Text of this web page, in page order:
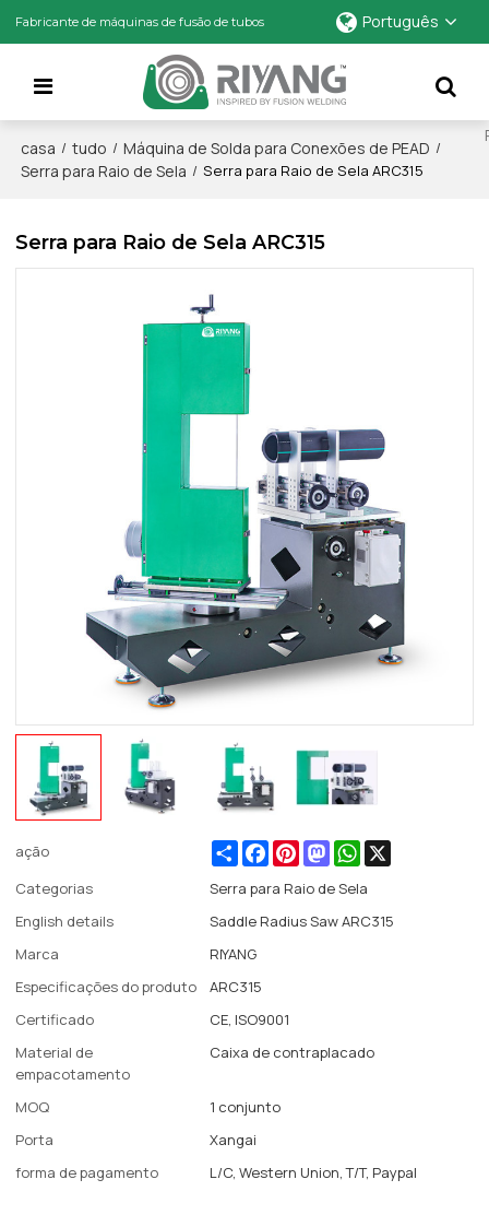
Fabricante de máquinas de fusão de tubos Português
casa / tudo / Máquina de Solda para Conexões de PEAD /
Serra para Raio de Sela / Serra para Raio de Sela ARC315
Serra para Raio de Sela ARC315
ação ShareFacebook
PinterestMastodonWhatsApp
Categorias
Serra para Raio de Sela
English details
Saddle Radius Saw ARC315
Marca
RIYANG
Especificações do produto
ARC315
Certificado
CE, ISO9001
Material de
empacotamento
Caixa de contraplacado
MOQ
1 conjunto
Porta
Xangai
forma de pagamento
L/C, Western Union, T/T, Paypal